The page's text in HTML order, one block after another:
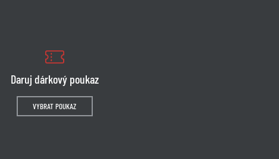
Daruj dárkový poukaz
VYBRAT POUKAZ